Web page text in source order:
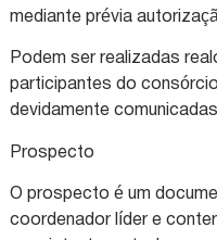
mediante prévia
Podem ser realizadas
participantes do
devidamente
Prospecto
O prospecto é um
coordenador líder e